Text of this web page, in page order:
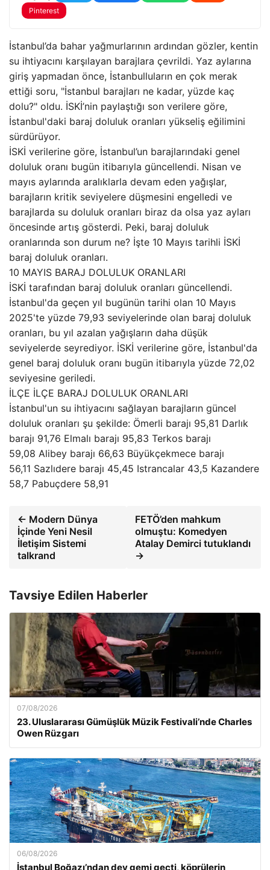
Pinterest
İstanbul’da bahar yağmurlarının ardından gözler, kentin
su ihtiyacını karşılayan barajlara çevrildi. Yaz aylarına
giriş yapmadan önce, İstanbulluların en çok merak
ettiği soru, "İstanbul barajları ne kadar, yüzde kaç
dolu?" oldu. İSKİ’nin paylaştığı son verilere göre,
İstanbul'daki baraj doluluk oranları yükseliş eğilimini
sürdürüyor.
İSKİ verilerine göre, İstanbul’un barajlarındaki genel
doluluk oranı bugün itibarıyla güncellendi. Nisan ve
mayıs aylarında aralıklarla devam eden yağışlar,
barajların kritik seviyelere düşmesini engelledi ve
barajlarda su doluluk oranları biraz da olsa yaz ayları
öncesinde artış gösterdi. Peki, baraj doluluk
oranlarında son durum ne? İşte 10 Mayıs tarihli İSKİ
baraj doluluk oranları.
10 MAYIS BARAJ DOLULUK ORANLARI
İSKİ tarafından baraj doluluk oranları güncellendi.
İstanbul'da geçen yıl bugünün tarihi olan 10 Mayıs
2025'te yüzde 79,93 seviyelerinde olan baraj doluluk
oranları, bu yıl azalan yağışların daha düşük
seviyelerde seyrediyor. İSKİ verilerine göre, İstanbul'da
genel baraj doluluk oranı bugün itibarıyla yüzde 72,02
seviyesine geriledi.
İLÇE İLÇE BARAJ DOLULUK ORANLARI
İstanbul'un su ihtiyacını sağlayan barajların güncel
doluluk oranları şu şekilde: Ömerli barajı 95,81 Darlık
barajı 91,76 Elmalı barajı 95,83 Terkos barajı
59,08 Alibey barajı 66,63 Büyükçekmece barajı
56,11 Sazlıdere barajı 45,45 Istrancalar 43,5 Kazandere
58,7 Pabuçdere 58,91
← Modern Dünya
İçinde Yeni Nesil
İletişim Sistemi
talkrand
FETÖ’den mahkum
olmuştu: Komedyen
Atalay Demirci tutuklandı
→
Tavsiye Edilen Haberler
07/08/2026
23. Uluslararası Gümüşlük Müzik Festivali’nde Charles
Owen Rüzgarı
06/08/2026
İstanbul Boğazı’ndan dev gemi geçti, köprülerin